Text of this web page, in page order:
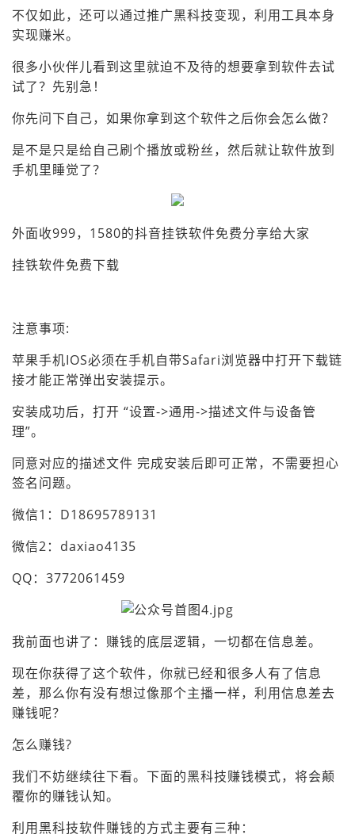
不仅如此，还可以通过推广黑科技变现，利用工具本身
实现赚米。
很多小伙伴儿看到这里就迫不及待的想要拿到软件去试
试了？先别急！
你先问下自己，如果你拿到这个软件之后你会怎么做？
是不是只是给自己刷个播放或粉丝，然后就让软件放到
手机里睡觉了？
外面收999，1580的抖音挂铁软件免费分享给大家
挂铁软件免费下载
注意事项:
苹果手机IOS必须在手机自带Safari浏览器中打开下载链
接才能正常弹出安装提示。
安装成功后，打开 “设置->通用->描述文件与设备管
理”。
同意对应的描述文件 完成安装后即可正常，不需要担心
签名问题。
微信1：D18695789131
微信2：daxiao4135
QQ：3772061459
我前面也讲了：赚钱的底层逻辑，一切都在信息差。
现在你获得了这个软件，你就已经和很多人有了信息
差，那么你有没有想过像那个主播一样，利用信息差去
赚钱呢？
怎么赚钱?
我们不妨继续往下看。下面的黑科技赚钱模式，将会颠
覆你的赚钱认知。
利用黑科技软件赚钱的方式主要有三种：